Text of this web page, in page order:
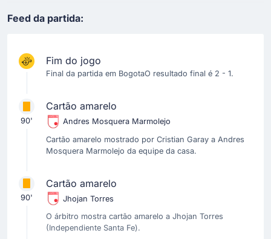
Feed da partida:
Fim do jogo
Final da partida em BogotaO resultado final é 2 - 1.
90'
Cartão amarelo
Andres Mosquera Marmolejo
Cartão amarelo mostrado por Cristian Garay a Andres
Mosquera Marmolejo da equipe da casa.
90'
Cartão amarelo
Jhojan Torres
O árbitro mostra cartão amarelo a Jhojan Torres
(Independiente Santa Fe).